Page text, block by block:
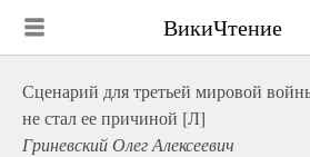
ВикиЧтение
Сценарий для третьей мировой
не стал ее причиной [Л]
Гриневский Олег Алексеевич